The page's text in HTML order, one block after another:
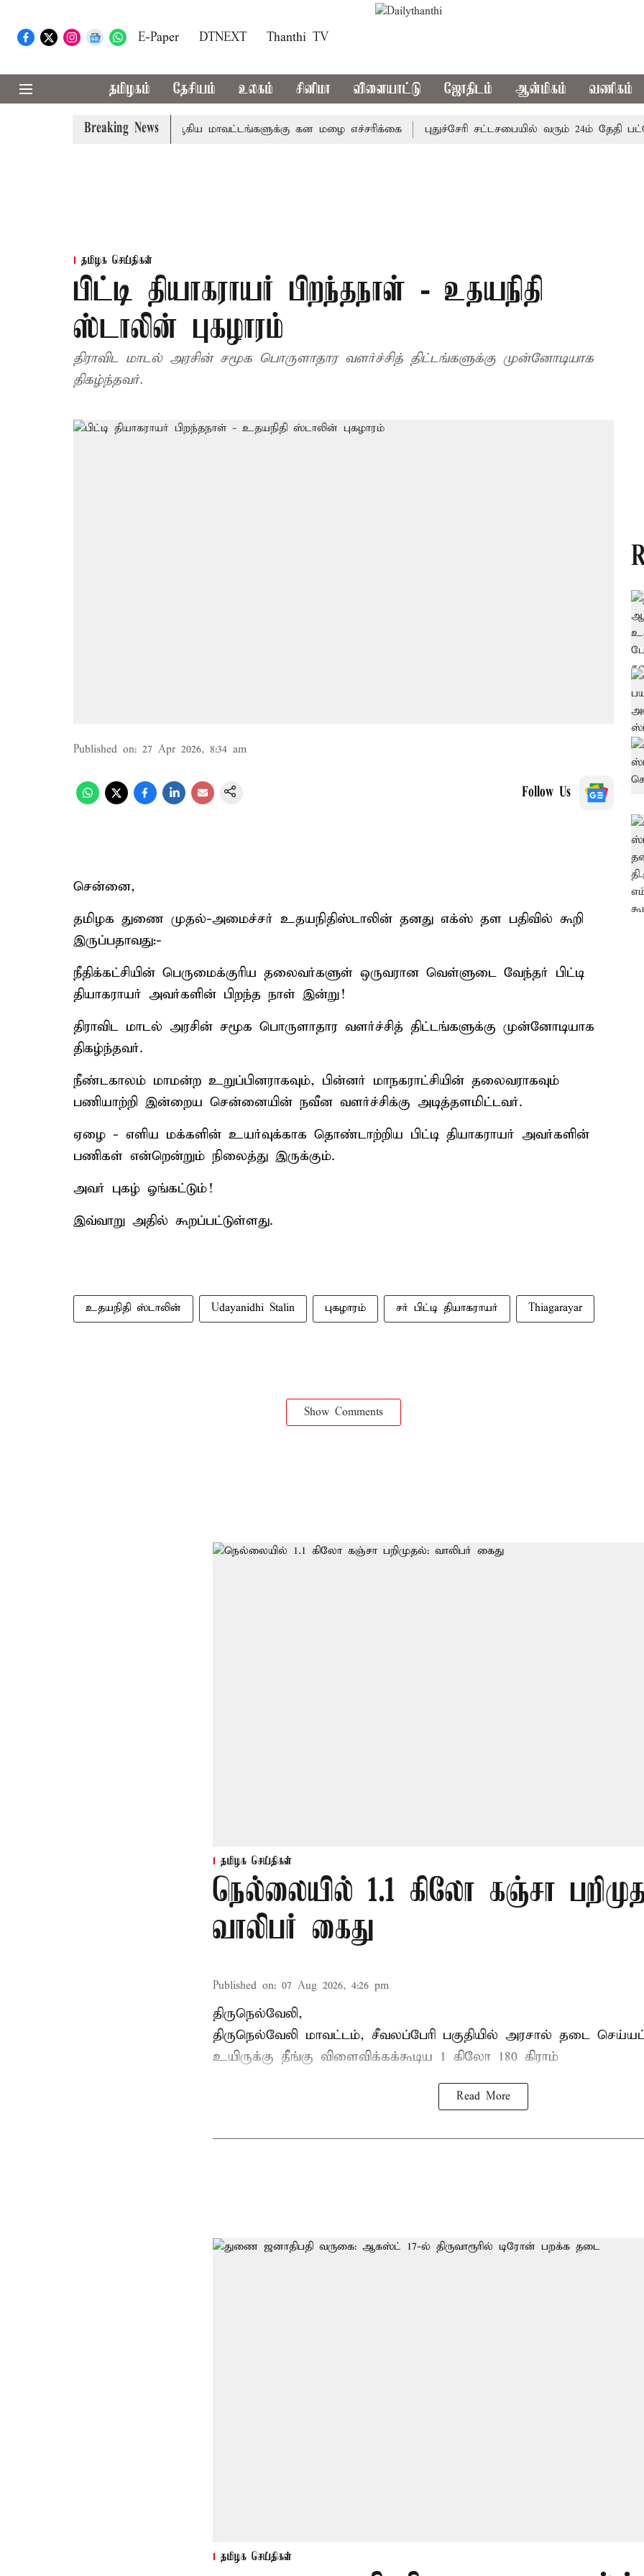
E-Paper DTNEXT Thanthi TV
தமிழகம் தேசியம் உலகம் சினிமா விளையாட்டு ஜோதிடம் ஆன்மிகம் வணிகம்
Breaking News
கோவை, தேனி,நீலகிரி ஆகிய மாவட்டங்களுக்கு கன மழை எச்சரிக்கை புதுச்சேரி சட்டசபையில் வரும் 24ம் தேதி
தமிழக செய்திகள்
பிட்டி தியாகராயர் பிறந்தநாள் - உதயநிதி
ஸ்டாலின் புகழாரம்
திராவிட மாடல் அரசின் சமூக பொருளாதார வளர்ச்சித் திட்டங்களுக்கு முன்னோடியாக
திகழ்ந்தவர்.
Published on: 27 Apr 2026, 8:34 am
Follow Us
சென்னை,
தமிழக துணை முதல்-அமைச்சர் உதயநிதிஸ்டாலின் தனது எக்ஸ் தள பதிவில் கூறி
இருப்பதாவது:-
நீதிக்கட்சியின் பெருமைக்குரிய தலைவர்களுள் ஒருவரான வெள்ளுடை வேந்தர் பிட்டி
தியாகராயர் அவர்களின் பிறந்த நாள் இன்று!
திராவிட மாடல் அரசின் சமூக பொருளாதார வளர்ச்சித் திட்டங்களுக்கு முன்னோடியாக
திகழ்ந்தவர்.
நீண்டகாலம் மாமன்ற உறுப்பினராகவும், பின்னர் மாநகராட்சியின் தலைவராகவும்
பணியாற்றி இன்றைய சென்னையின் நவீன வளர்ச்சிக்கு அடித்தளமிட்டவர்.
ஏழை - எளிய மக்களின் உயர்வுக்காக தொண்டாற்றிய பிட்டி தியாகராயர் அவர்களின்
பணிகள் என்றென்றும் நிலைத்து இருக்கும்.
அவர் புகழ் ஓங்கட்டும்!
இவ்வாறு அதில் கூறப்பட்டுள்ளது.
உதயநிதி ஸ்டாலின் Udayanidhi Stalin புகழாரம் சர் பிட்டி தியாகராயர் Thiagarayar
Show Comments
தமிழக செய்திகள்
நெல்லையில் 1.1 கிலோ கஞ்சா
வாலிபர் கைது
Published on: 07 Aug 2026, 4:26 pm
திருநெல்வேலி,
திருநெல்வேலி மாவட்டம், சீவலப்பேரி பகுதியில் அரசால் தடை
உயிருக்கு தீங்கு விளைவிக்கக்கூடிய 1 கிலோ 180 கிராம்
Read More
தமிழக செய்திகள்